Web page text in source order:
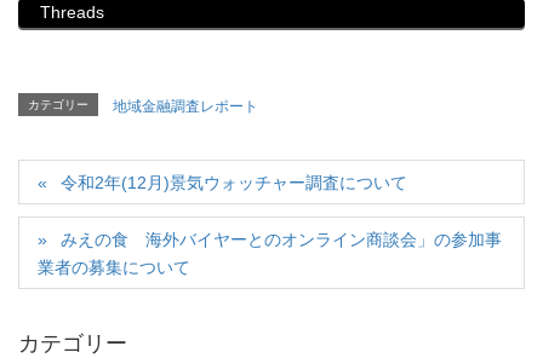
Threads
カテゴリー 地域金融調査レポート
令和2年(12月)景気ウォッチャー調査について
みえの食 海外バイヤーとのオンライン商談会」の参加事
業者の募集について
カテゴリー